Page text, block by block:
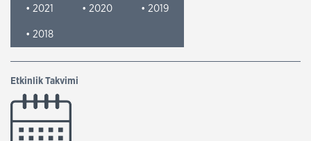
• 2021 • 2020 • 2019
• 2018
Etkinlik Takvimi